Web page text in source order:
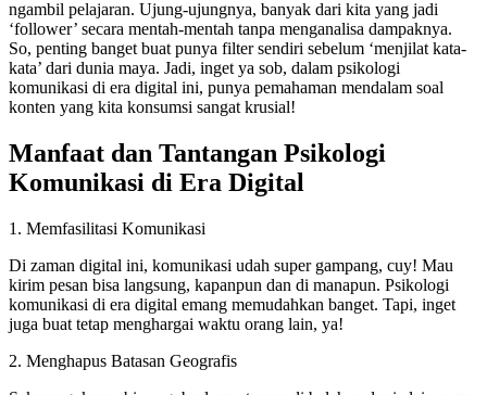
ngambil pelajaran. Ujung-ujungnya, banyak dari kita yang jadi
‘follower’ secara mentah-mentah tanpa menganalisa dampaknya.
So, penting banget buat punya filter sendiri sebelum ‘menjilat kata-
kata’ dari dunia maya. Jadi, inget ya sob, dalam psikologi
komunikasi di era digital ini, punya pemahaman mendalam soal
konten yang kita konsumsi sangat krusial!
Manfaat dan Tantangan Psikologi
Komunikasi di Era Digital
1. Memfasilitasi Komunikasi
Di zaman digital ini, komunikasi udah super gampang, cuy! Mau
kirim pesan bisa langsung, kapanpun dan di manapun. Psikologi
komunikasi di era digital emang memudahkan banget. Tapi, inget
juga buat tetap menghargai waktu orang lain, ya!
2. Menghapus Batasan Geografis